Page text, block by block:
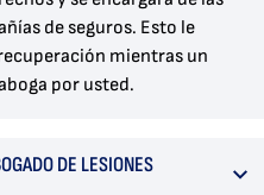
de seguros. Esto le
mientras un
por usted.
DE LESIONES